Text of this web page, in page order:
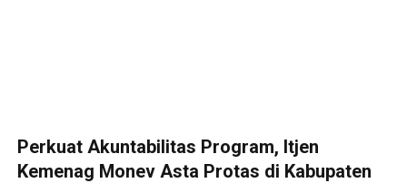
Perkuat Akuntabilitas Program, Itjen
Kemenag Monev Asta Protas di Kabupaten